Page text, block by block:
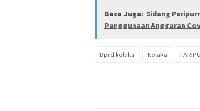
Baca Juga: Sidang
Penggunaan Anggaran
Dprd kolaka Kolaka